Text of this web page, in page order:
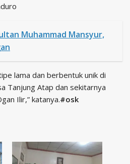
Muhammad Mansyur,
lama dan berbentuk unik di
Tanjung Atap dan sekitarnya
Ilir,” katanya.#osk